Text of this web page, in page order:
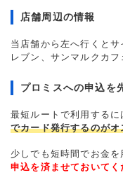
店舗周辺の情報
当店舗から左へ行くと
レブン、サンマルクカフ
プロミスへの申込を
最短ルートで利用するに
でカード発行するのがオ
少しでも短時間でお金を
申込を済ませておいてく